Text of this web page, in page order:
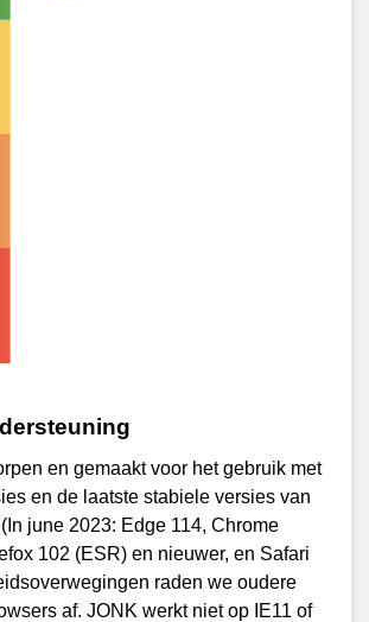
en gemaakt voor het gebruik met
en de laatste stabiele versies van
june 2023: Edge 114, Chrome
102 (ESR) en nieuwer, en Safari
raden we oudere
af. JONK werkt niet op IE11 of